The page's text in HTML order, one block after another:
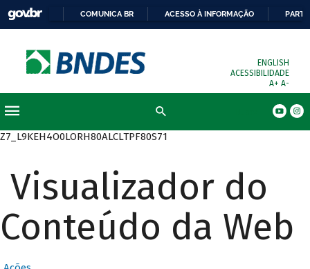
COMUNICA BR ACESSO À INFORMAÇÃO
ENGLISH
ACESSIBILIDADE
A+ A-
Z7_L9KEH4O0LORH80ALCLTPF80S71
Visualizador do
Conteúdo da Web